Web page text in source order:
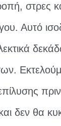
στρες
Αυτό
δεν θα